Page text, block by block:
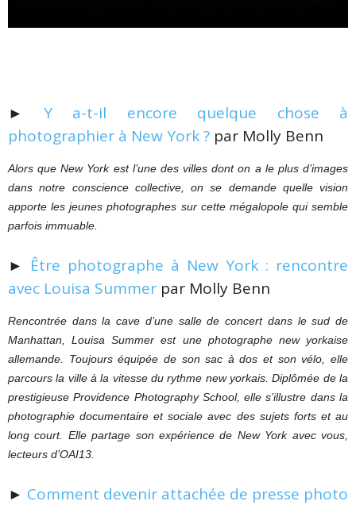
► Y a-t-il encore quelque chose à
photographier à New York ? par Molly Benn
Alors que New York est l’une des villes dont on a le plus d’images
dans notre conscience collective, on se demande quelle vision
apporte les jeunes photographes sur cette mégalopole qui semble
parfois immuable.
► Être photographe à New York : rencontre
avec Louisa Summer par Molly Benn
Rencontrée dans la cave d’une salle de concert dans le sud de
Manhattan, Louisa Summer est une photographe new yorkaise
allemande. Toujours équipée de son sac à dos et son vélo, elle
parcours la ville à la vitesse du rythme new yorkais. Diplômée de la
prestigieuse Providence Photography School, elle s’illustre dans la
photographie documentaire et sociale avec des sujets forts et au
long court. Elle partage son expérience de New York avec vous,
lecteurs d’OAI13.
► Comment devenir attachée de presse photo